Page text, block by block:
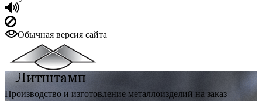
Обычная версия сайта
Производство и изготовление металлоизделий на заказ